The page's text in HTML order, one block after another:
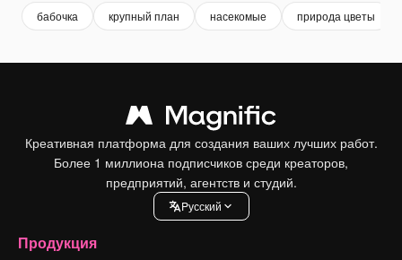
бабочка крупный план насекомые природа цветы
Креативная платформа для создания ваших лучших работ.
Более 1 миллиона подписчиков среди креаторов,
предприятий, агентств и студий.
Pусский
Продукция